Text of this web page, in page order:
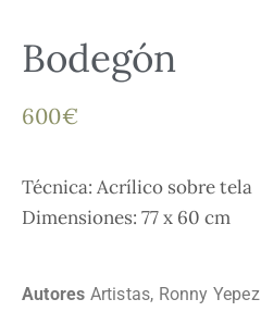
Bodegón
600€
Técnica: Acrílico sobre tela
Dimensiones: 77 x 60 cm
Autores Artistas, Ronny Yepez